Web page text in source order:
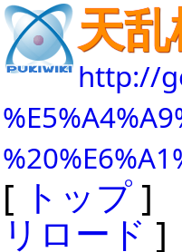
天
http://
[ トップ ]
リロード